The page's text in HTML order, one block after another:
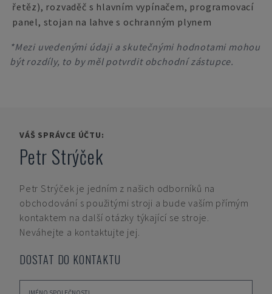
řetěz), rozvaděč s hlavním vypínačem, programovací
panel, stojan na lahve s ochranným plynem
*Mezi uvedenými údaji a skutečnými hodnotami mohou
být rozdíly, to by měl potvrdit obchodní zástupce.
VÁŠ SPRÁVCE ÚČTU:
Petr Strýček
Petr Strýček je jedním z našich odborníků na
obchodování s použitými stroji a bude vaším přímým
kontaktem na další otázky týkající se stroje.
Neváhejte a kontaktujte jej.
DOSTAT DO KONTAKTU